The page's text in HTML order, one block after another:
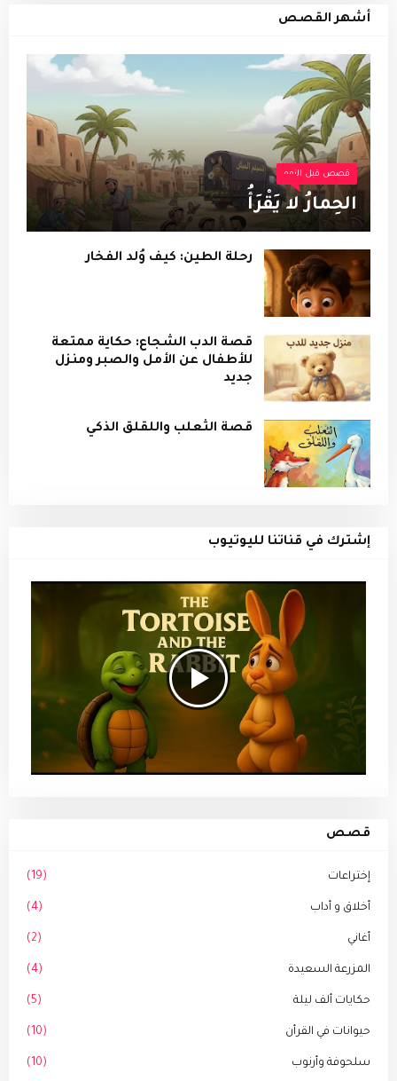
أشهر القصص
قصص قبل النوم
الحِمارُ لا يَقْرَأُ
رحلة الطين: كيف وُلد الفخار
قصة الدب الشجاع: حكاية ممتعة
للأطفال عن الأمل والصبر ومنزل
جديد
قصة الثعلب واللقلق الذكي
إشترك في قناتنا لليوتيوب
قصص
إختراعات (19)
أخلاق و أداب (4)
أغاني (2)
المزرعة السعيدة (4)
حكايات ألف ليلة (5)
حيوانات في القرأن (10)
سلحوفة وأرنوب (10)